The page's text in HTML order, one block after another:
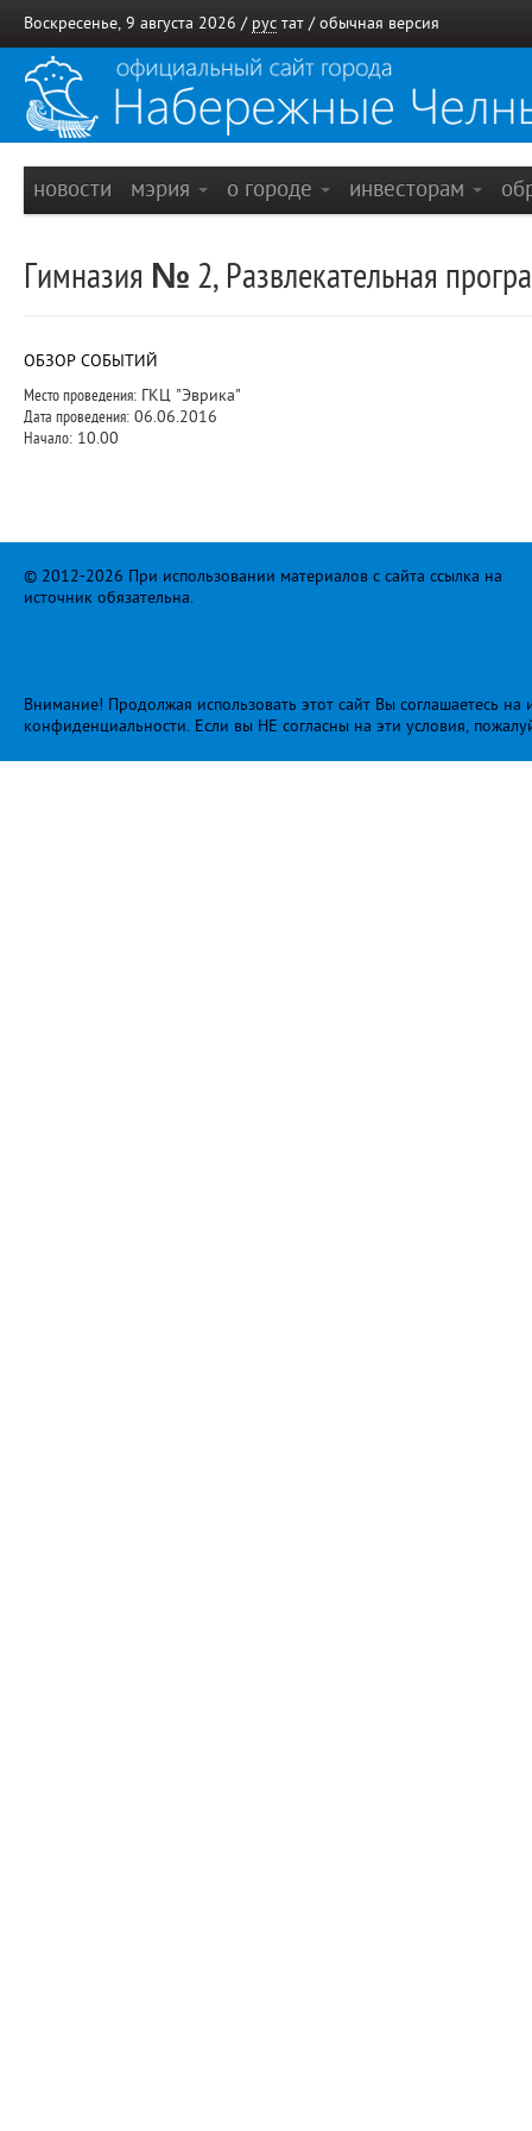
Воскресенье, 9 августа 2026 / рус тат / обычная версия
новости мэрия о городе инвесторам
Гимназия № 2, Развлекательная
ОБЗОР СОБЫТИЙ
Место проведения: ГКЦ "Эврика"
Дата проведения: 06.06.2016
Начало: 10.00
© 2012-2026 При использовании материалов с сайта ссылка на
источник обязательна.
Внимание! Продолжая использовать этот сайт Вы соглашаетесь
конфиденциальности. Если вы НЕ согласны на эти условия,